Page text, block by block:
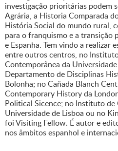
investigação prioritárias podem
Agrária, a Historia Comparada
História Social do mundo rural,
para o franquismo e a transição
e Espanha. Tem vindo a realizar
entre outros centros, no
Contemporânea da
Departamento de Disciplinas
Bolonha; no Cañada Blanch
Contemporary History da
Political Sicence; no Instituto de
Universidade de Lisboa ou no
foi Visiting Fellow. É autor e
nos âmbitos espanhol e